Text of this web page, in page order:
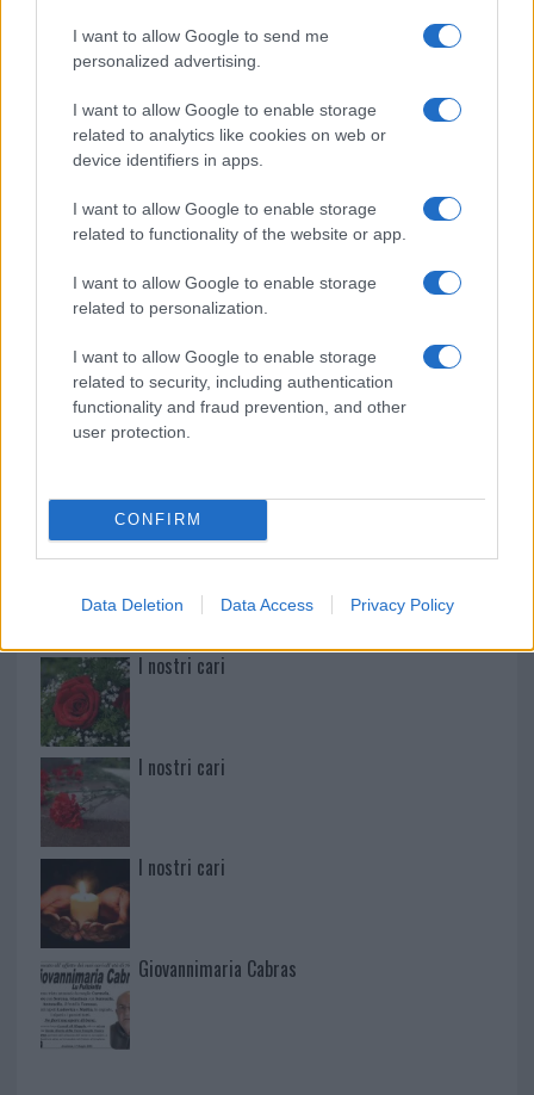
I want to allow Google to send me
personalized advertising.
I want to allow Google to enable storage
related to analytics like cookies on web or
device identifiers in apps.
I want to allow Google to enable storage
related to functionality of the website or app.
I want to allow Google to enable storage
related to personalization.
I want to allow Google to enable storage
related to security, including authentication
functionality and fraud prevention, and other
user protection.
CONFIRM
Data Deletion Data Access Privacy Policy
NECROLOGIE
Mario Malu
Martina Agostina Diturco
I nostri cari
I nostri cari
I nostri cari
Giovannimaria Cabras